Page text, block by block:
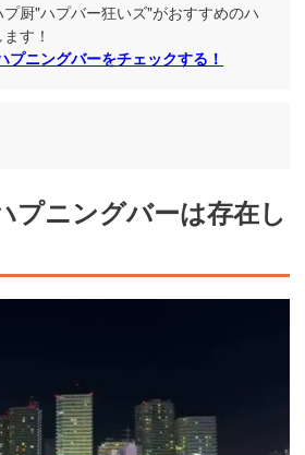
厨"ハプバー狂いズ"がおすすめのハ
す！
プニングバーをチェックする！
プニングバーは存在し